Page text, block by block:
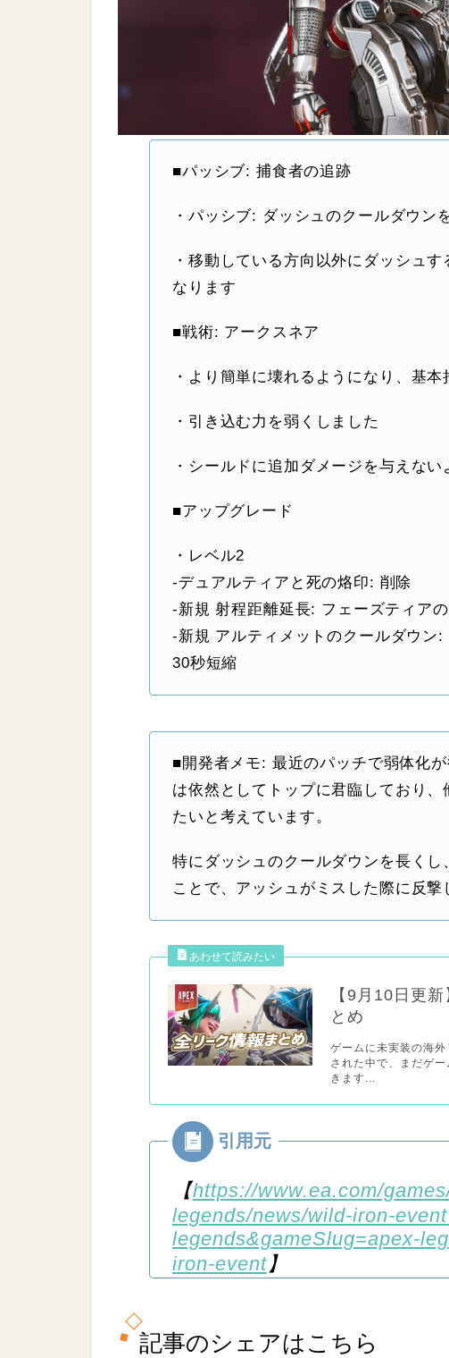
■パッシブ: 捕食者の追跡
・パッシブ: ダッシュのクールダウン
・移動している方向以外にダッシュ
なります
■戦術: アークスネア
・より簡単に壊れるようになり、基
・引き込む力を弱くしました
・シールドに追加ダメージを与えない
■アップグレード
・レベル2
-デュアルティアと死の烙印: 削除
-新規 射程距離延長: フェーズティア
-新規 アルティメットのクールダウン
30秒短縮
■開発者メモ: 最近のパッチで弱体化
は依然としてトップに君臨しており
たいと考えています。
特にダッシュのクールダウンを長く
ことで、アッシュがミスした際に反撃
【9月10日更
とめ
ゲームに未実装の海
された中で、まだゲ
きます...
【https://www.ea.com/
legends/news/wild-iron-
legends&gameSlug=apex-
iron-event】
記事のシェアはこちら